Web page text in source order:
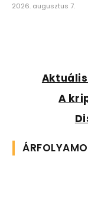
2026. augusztus 7.
A